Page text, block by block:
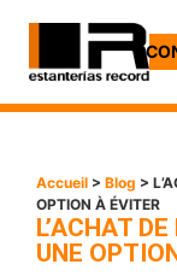
Accueil > Blog >
OPTION À ÉVITER
L’ACHAT
UNE